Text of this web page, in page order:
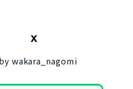
X
wakara_nagomi